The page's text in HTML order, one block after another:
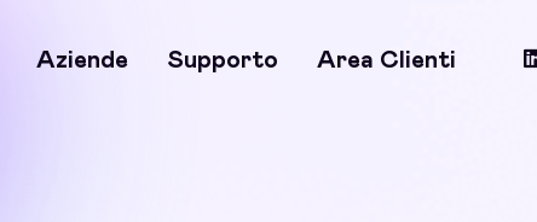
Aziende Supporto Area Clienti